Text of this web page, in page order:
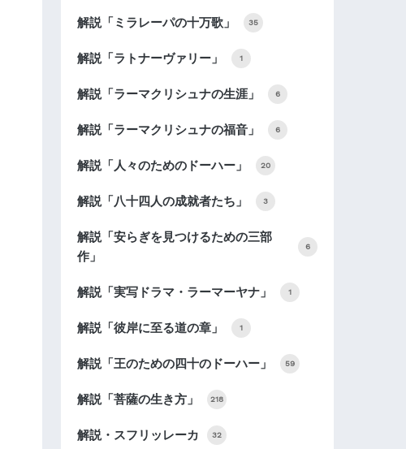
解説「ミラレーパの十万歌」 35
解説「ラトナーヴァリー」 1
解説「ラーマクリシュナの生涯」 6
解説「ラーマクリシュナの福音」 6
解説「人々のためのドーハー」 20
解説「八十四人の成就者たち」 3
解説「安らぎを見つけるための三部
作」
6
解説「実写ドラマ・ラーマーヤナ」 1
解説「彼岸に至る道の章」 1
解説「王のための四十のドーハー」 59
解説「菩薩の生き方」 218
解説・スフリッレーカ 32